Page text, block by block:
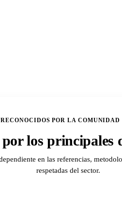
RECONOCIDOS POR LA COMUNIDAD
por los
en las referencias,
respetadas del sector.